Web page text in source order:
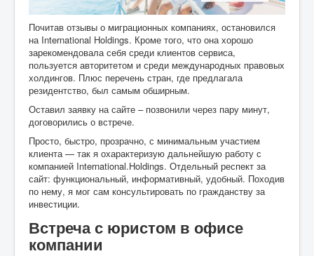
Почитав отзывы о миграционных компаниях, остановился
на International Holdings. Кроме того, что она хорошо
зарекомендовала себя среди клиентов сервиса,
пользуется авторитетом и среди международных правовых
холдингов. Плюс перечень стран, где предлагала
резидентство, был самым обширным.
Оставил заявку на сайте – позвонили через пару минут,
договорились о встрече.
Просто, быстро, прозрачно, с минимальным участием
клиента — так я охарактеризую дальнейшую работу с
компанией International.Holdings. Отдельный респект за
сайт: функциональный, информативный, удобный. Походив
по нему, я мог сам консультировать по гражданству за
инвестиции.
Встреча с юристом в офисе
компании